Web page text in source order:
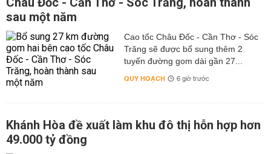
sau một năm
Cao tốc Châu Đốc - Cần Thơ - Sóc
Trăng sẽ được bổ sung thêm 2
tuyến đường gom dài gần 27...
QUY HOẠCH 6 giờ trước
Khánh Hòa đề xuất làm khu đô thị hỗn hợp hơn
49.000 tỷ đồng